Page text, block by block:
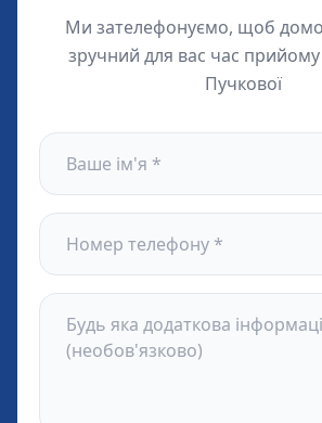
Ми зателефонуємо, щоб
зручний для вас час
Пучкової